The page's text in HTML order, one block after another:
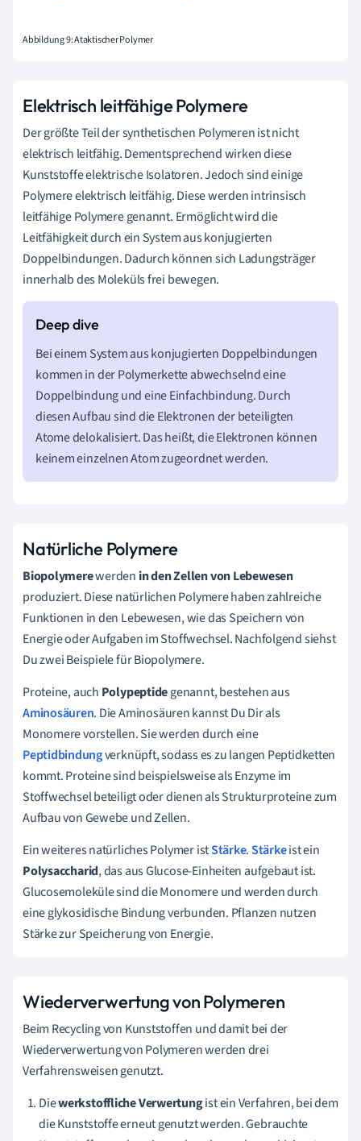
Abbildung 9: Ataktischer Polymer
Elektrisch leitfähige Polymere
Der größte Teil der synthetischen Polymeren ist nicht
elektrisch leitfähig. Dementsprechend wirken diese
Kunststoffe elektrische Isolatoren. Jedoch sind einige
Polymere elektrisch leitfähig. Diese werden intrinsisch
leitfähige Polymere genannt. Ermöglicht wird die
Leitfähigkeit durch ein System aus konjugierten
Doppelbindungen. Dadurch können sich Ladungsträger
innerhalb des Moleküls frei bewegen.
Bei einem System aus konjugierten Doppelbindungen
kommen in der Polymerkette abwechselnd eine
Doppelbindung und eine Einfachbindung. Durch
diesen Aufbau sind die Elektronen der beteiligten
Atome delokalisiert. Das heißt, die Elektronen können
keinem einzelnen Atom zugeordnet werden.
Natürliche Polymere
Biopolymerewerden in den Zellen von Lebewesen
produziert. Diese natürlichen Polymere haben zahlreiche
Funktionen in den Lebewesen, wie das Speichern von
Energie oder Aufgaben im Stoffwechsel. Nachfolgend siehst
Du zwei Beispiele für Biopolymere.
Proteine, auch Polypeptidegenannt, bestehen aus
Aminosäuren. Die Aminosäuren kannst Du Dir als
Monomere vorstellen. Sie werden durch eine
Peptidbindungverknüpft, sodass es zu langen Peptidketten
kommt. Proteine sind beispielsweise als Enzyme im
Stoffwechsel beteiligt oder dienen als Strukturproteine zum
Aufbau von Gewebe und Zellen.
Ein weiteres natürliches Polymer istStärke.Stärkeist ein
Polysaccharid, das aus Glucose-Einheiten aufgebaut ist.
Glucosemoleküle sind die Monomere und werden durch
eine glykosidische Bindung verbunden. Pflanzen nutzen
Stärke zur Speicherung von Energie.
Wiederverwertung von Polymeren
Beim Recycling von Kunststoffen und damit bei der
Wiederverwertung von Polymeren werden drei
Verfahrensweisen genutzt.
Diewerkstoffliche Verwertungist ein Verfahren, bei dem
die Kunststoffe erneut genutzt werden. Gebrauchte